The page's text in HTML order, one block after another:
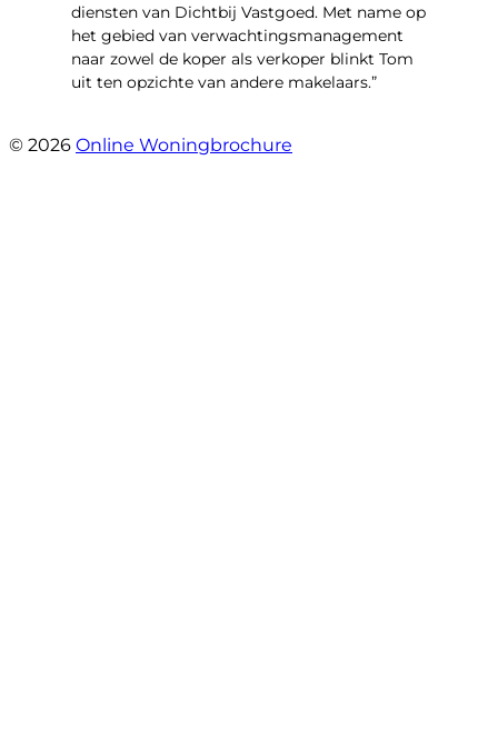
diensten van Dichtbij Vastgoed. Met name op
het gebied van verwachtingsmanagement
naar zowel de koper als verkoper blinkt Tom
uit ten opzichte van andere makelaars.”
© 2026 Online Woningbrochure